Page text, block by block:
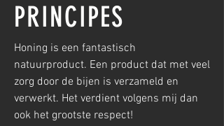
PRINCIPES
Honing is een fantastisch
natuurproduct. Een product dat met veel
zorg door de bijen is verzameld en
verwerkt. Het verdient volgens mij dan
ook het grootste respect!